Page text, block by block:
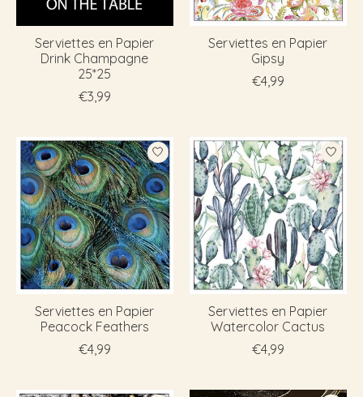
Serviettes en Papier
Drink Champagne
25*25
€3,99
Serviettes en Papier
Gipsy
€4,99
Serviettes en Papier
Peacock Feathers
€4,99
Serviettes en Papier
Watercolor Cactus
€4,99